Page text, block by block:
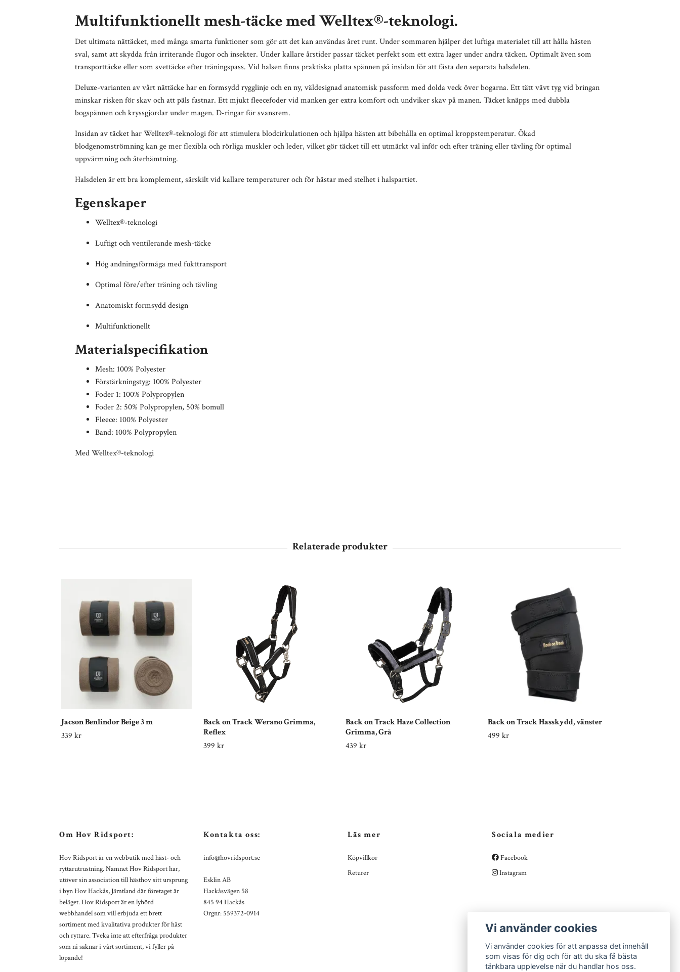
Multifunktionellt mesh-täcke med Welltex®-teknologi.
Det ultimata nättäcket, med många smarta funktioner som gör att det kan användas året runt. Under sommaren hjälper det luftiga materialet till att hålla hästen
sval, samt att skydda från irriterande flugor och insekter. Under kallare årstider passar täcket perfekt som ett extra lager under andra täcken. Optimalt ävensom
transporttäcke eller som svettäcke efter träningspass. Vid halsen finns praktiska platta spännen på insidan för att fästa den separata halsdelen.
Deluxe-varianten av vårt nättäcke har en formsydd rygglinje och en ny, väldesignad anatomisk passform med dolda veck över bogarna. Ett tätt vävt tyg vid bringan
minskar risken för skav och att päls fastnar. Ett mjukt fleecefoder vid manken ger extra komfort och undviker skav på manen. Täcket knäpps med dubbla
bogspännen och kryssgjordar under magen. D-ringar för svansrem.
Insidan av täcket harWelltex®-teknologiför att stimulera blodcirkulationen och hjälpa hästen att bibehålla en optimal kroppstemperatur. Ökad
blodgenomströmning kan ge mer flexibla och rörliga muskler och leder, vilket gör täcket till ett utmärkt val inför och efter träning eller tävling för optimal
uppvärmning och återhämtning.
Halsdelen är ett bra komplement, särskilt vid kallare temperaturer och för hästar med stelhet i halspartiet.
Egenskaper
Welltex®-teknologi
Luftigt och ventilerande mesh-täcke
Hög andningsförmåga med fukttransport
Optimal före/efter träning och tävling
Anatomiskt formsydd design
Multifunktionellt
Materialspecifikation
Mesh: 100% Polyester
Förstärkningstyg: 100% Polyester
Foder 1: 100% Polypropylen
Foder 2: 50% Polypropylen, 50% bomull
Fleece: 100% Polyester
Band: 100% Polypropylen
Med Welltex®-teknologi
Jacson Benlindor Beige 3 m
339 kr
Back on Track Werano Grimma,
Reflex
399 kr
Back on Track Haze Collection
Grimma, Grå
439 kr
Back on Track Hasskydd, vänster
499 kr
Om Hov Ridsport:
Hov Ridsport är en webbutik med häst- och
ryttarutrustning. Namnet Hov Ridsport har,
utöver sin association till hästhov sitt ursprung
i byn Hov Hackås, Jämtland där företaget är
beläget. Hov Ridsport är en lyhörd
webbhandel som vill erbjuda ett brett
sortiment med kvalitativa produkter för häst
och ryttare. Tveka inte att efterfråga produkter
som ni saknar i vårt sortiment, vi fyller på
löpande!
Kontakta oss:
info@hovridsport.se
Esklin AB
Hackåsvägen 58
845 94 Hackås
Orgnr: 559372-0914
Läs mer
Köpvillkor
Returer
Sociala medier
Facebook
Instagram
Vi använder cookies
Vi använder cookies för att anpassa det innehåll
som visas för dig och för att du ska få bästa
tänkbara upplevelse när du handlar hos oss.